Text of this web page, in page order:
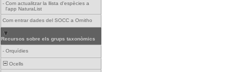
- Com actualitzar la llista d'espècies a
l'app NaturaList
Com entrar dades del SOCC a Ornitho
Recursos sobre els grups taxonòmics
- Orquídies
Ocells